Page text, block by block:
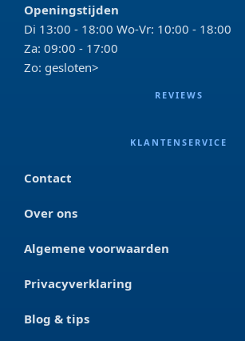
Openingstijden
Di 13:00 - 18:00 Wo-Vr: 10:00 - 18:00
Za: 09:00 - 17:00
Zo: gesloten>
REVIEWS
KLANTENSERVICE
Contact
Over ons
Algemene voorwaarden
Privacyverklaring
Blog & tips